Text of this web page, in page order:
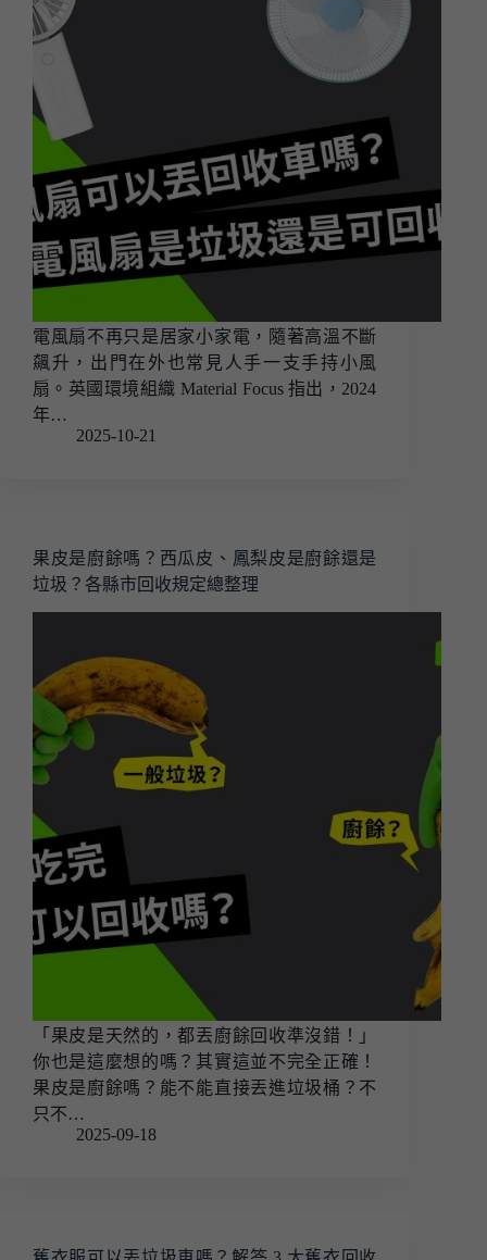
電風扇不再只是居家小家電，隨著高溫不斷
飆升，出門在外也常見人手一支手持小風
扇。英國環境組織 Material Focus 指出，2024
年…
2025-10-21
果皮是廚餘嗎？西瓜皮、鳳梨皮是廚餘還是
垃圾？各縣市回收規定總整理
「果皮是天然的，都丟廚餘回收準沒錯！」
你也是這麼想的嗎？其實這並不完全正確！
果皮是廚餘嗎？能不能直接丟進垃圾桶？不
只不…
2025-09-18